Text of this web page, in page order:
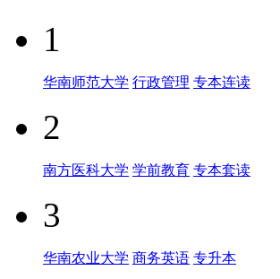
1
华南师范大学 行政管理 专本连读
2
南方医科大学 学前教育 专本套读
3
华南农业大学 商务英语 专升本